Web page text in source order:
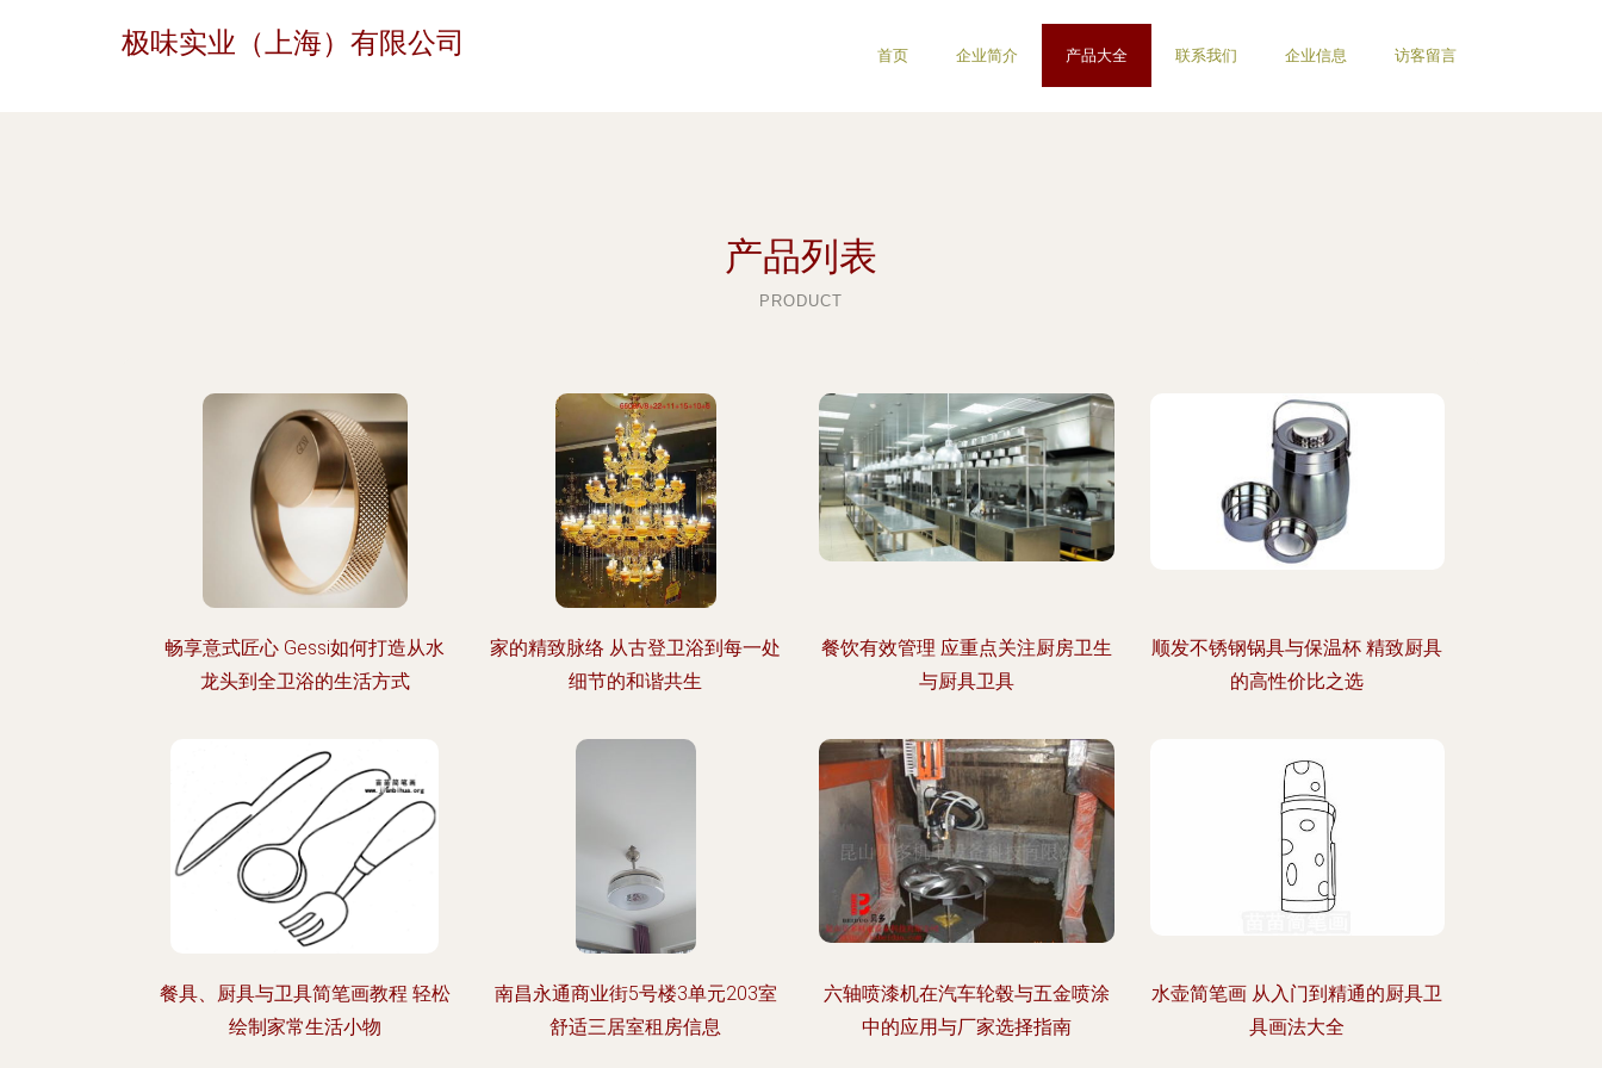
极味实业（上海）有限公司 首页 企业简介 产品大全 联系我们 企业信息 访客留言
产品列表
PRODUCT
畅享意式匠心 Gessi如何打造从水
龙头到全卫浴的生活方式
家的精致脉络 从古登卫浴到每一处
细节的和谐共生
餐饮有效管理 应重点关注厨房卫生
与厨具卫具
顺发不锈钢锅具与保温杯 精致厨具
的高性价比之选
餐具、厨具与卫具简笔画教程 轻松
绘制家常生活小物
南昌永通商业街5号楼3单元203室
舒适三居室租房信息
六轴喷漆机在汽车轮毂与五金喷涂
中的应用与厂家选择指南
水壶简笔画 从入门到精通的厨具卫
具画法大全